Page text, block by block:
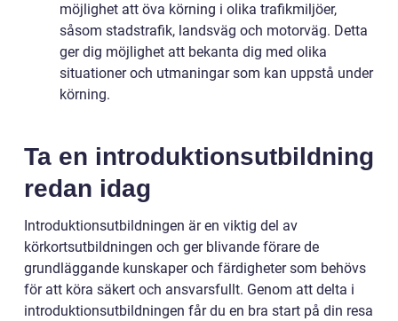
möjlighet att öva körning i olika trafikmiljöer,
såsom stadstrafik, landsväg och motorväg. Detta
ger dig möjlighet att bekanta dig med olika
situationer och utmaningar som kan uppstå under
körning.
Ta en introduktionsutbildning
redan idag
Introduktionsutbildningen är en viktig del av
körkortsutbildningen och ger blivande förare de
grundläggande kunskaper och färdigheter som behövs
för att köra säkert och ansvarsfullt. Genom att delta i
introduktionsutbildningen får du en bra start på din resa